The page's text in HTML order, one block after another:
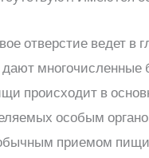
отверстие ведет
происходит в
особым
приемом